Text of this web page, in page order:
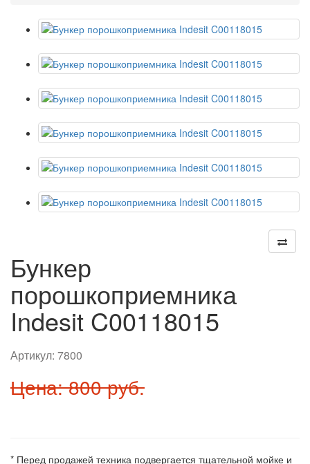
Бункер
порошкоприемника
Indesit C00118015
Артикул: 7800
Цена: 800 руб.
* Перед продажей техника подвергается тщательной мойке и